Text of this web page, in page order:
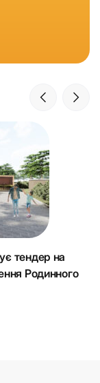
тендер на
Родинного